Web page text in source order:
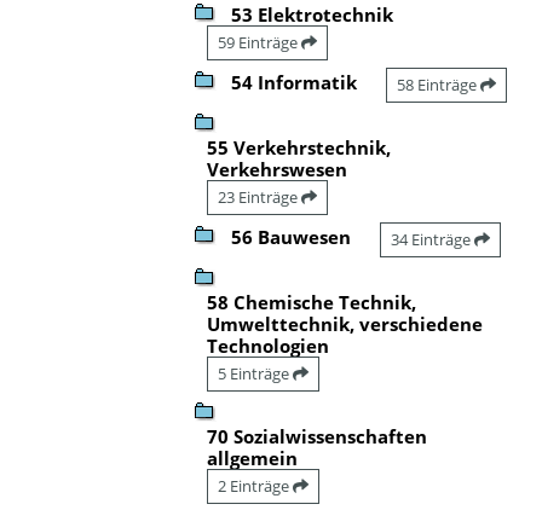
53 Elektrotechnik
59 Einträge
54 Informatik 58 Einträge
55 Verkehrstechnik,
Verkehrswesen
23 Einträge
56 Bauwesen 34 Einträge
58 Chemische Technik,
Umwelttechnik, verschiedene
Technologien
5 Einträge
70 Sozialwissenschaften
allgemein
2 Einträge